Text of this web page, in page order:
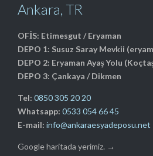
Ankara, TR
OFİS: Etimesgut / Eryaman
DEPO 1: Susuz Saray Mevkii
DEPO 2: Eryaman Ayaş Yolu
DEPO 3: Çankaya / Dikmen
Tel: 0850 305 20 20
Whatsapp: 0533 054 66 45
E-mail: info@ankaraesyadeposu.net
Google haritada yerimiz. →